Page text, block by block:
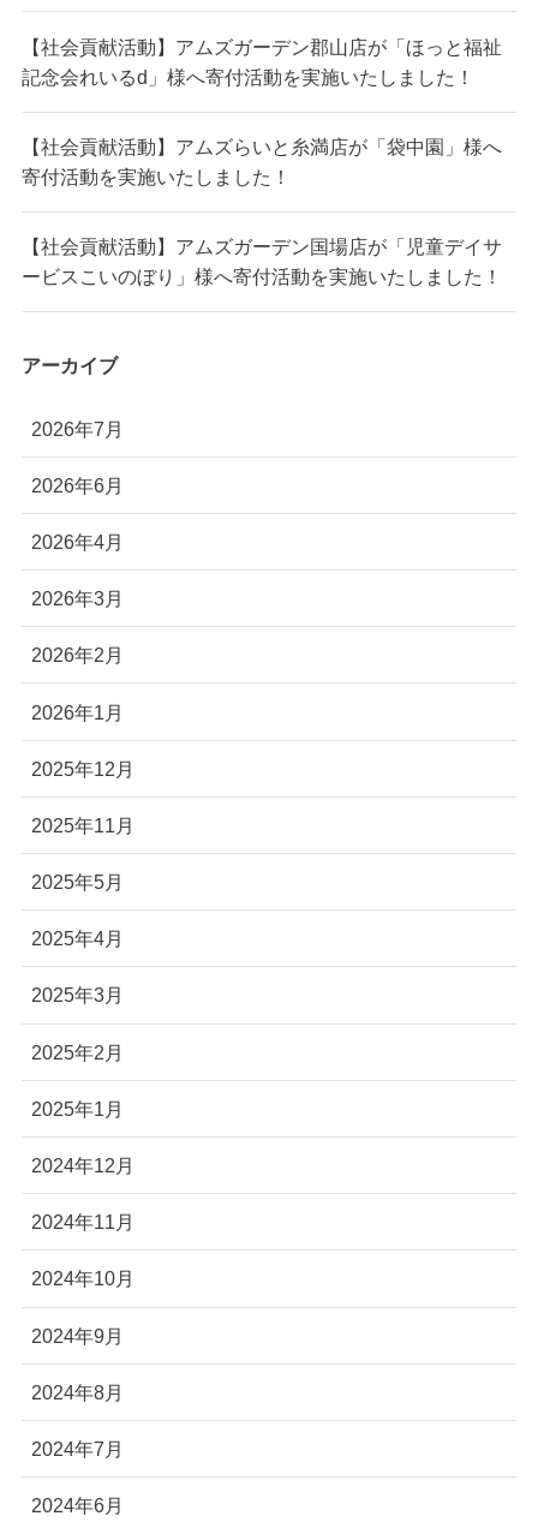
【社会貢献活動】アムズガーデン郡山店が「ほっと福祉
記念会れいるd」様へ寄付活動を実施いたしました！
【社会貢献活動】アムズらいと糸満店が「袋中園」様へ
寄付活動を実施いたしました！
【社会貢献活動】アムズガーデン国場店が「児童デイサ
ービスこいのぼり」様へ寄付活動を実施いたしました！
アーカイブ
2026年7月
2026年6月
2026年4月
2026年3月
2026年2月
2026年1月
2025年12月
2025年11月
2025年5月
2025年4月
2025年3月
2025年2月
2025年1月
2024年12月
2024年11月
2024年10月
2024年9月
2024年8月
2024年7月
2024年6月